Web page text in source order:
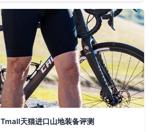
天猫进口山地装备评测